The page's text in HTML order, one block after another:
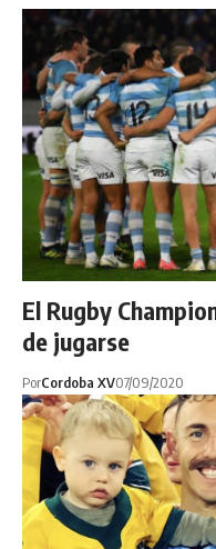
El Rugby
de jugarse
PorCordoba XV07/09/2020